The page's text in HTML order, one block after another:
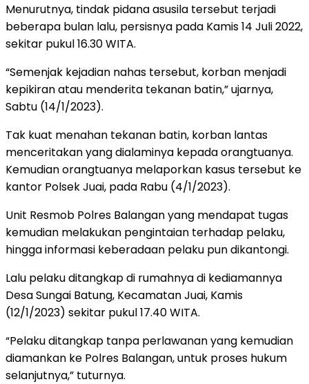
Menurutnya, tindak pidana asusila tersebut terjadi
beberapa bulan lalu, persisnya pada Kamis 14 Juli 2022,
sekitar pukul 16.30 WITA.
“Semenjak kejadian nahas tersebut, korban menjadi
kepikiran atau menderita tekanan batin,” ujarnya,
Sabtu (14/1/2023).
Tak kuat menahan tekanan batin, korban lantas
menceritakan yang dialaminya kepada orangtuanya.
Kemudian orangtuanya melaporkan kasus tersebut ke
kantor Polsek Juai, pada Rabu (4/1/2023).
Unit Resmob Polres Balangan yang mendapat tugas
kemudian melakukan pengintaian terhadap pelaku,
hingga informasi keberadaan pelaku pun dikantongi.
Lalu pelaku ditangkap di rumahnya di kediamannya
Desa Sungai Batung, Kecamatan Juai, Kamis
(12/1/2023) sekitar pukul 17.40 WITA.
“Pelaku ditangkap tanpa perlawanan yang kemudian
diamankan ke Polres Balangan, untuk proses hukum
selanjutnya,” tuturnya.